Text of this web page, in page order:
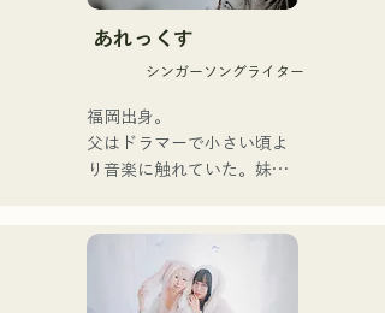
1stシングル「雑に畳んで」
を2025年1月23日にリリー
成、バンド編成などさまざ
まな形で音楽を表現する。
レコーディングやライブの
meowの大晟（Dr.）、the
perfect meの末廣悠弥
（Gt.）、xanadooのS0.
あれっくす
シンガーソングライター
福岡出身。
父はドラマーで小さい頃よ
り音楽に触れていた。妹
家族で音楽を楽しむミュー
ジックファミリー。
10代後半にアメリカへ4年